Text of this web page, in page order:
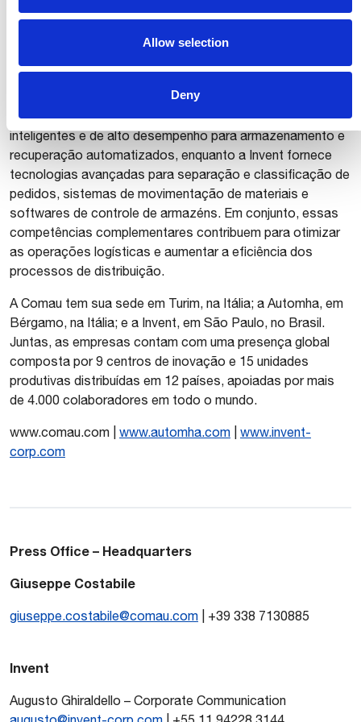
Allow selection
Deny
Juntamente com as empresas integralmente controladas
de automação e intralogística que abrangem manufatura,
armazenagem, distribuição e otimização do fluxo de
materiais. A Automha é especializada em sistemas
inteligentes e de alto desempenho para armazenamento e
recuperação automatizados, enquanto a Invent fornece
tecnologias avançadas para separação e classificação de
pedidos, sistemas de movimentação de materiais e
softwares de controle de armazéns. Em conjunto, essas
competências complementares contribuem para otimizar
as operações logísticas e aumentar a eficiência dos
processos de distribuição.
A Comau tem sua sede em Turim, na Itália; a Automha, em
Bérgamo, na Itália; e a Invent, em São Paulo, no Brasil.
Juntas, as empresas contam com uma presença global
composta por 9 centros de inovação e 15 unidades
produtivas distribuídas em 12 países, apoiadas por mais
de 4.000 colaboradores em todo o mundo.
www.comau.com | www.automha.com
www.invent-
corp.com
Press Office – Headquarters
Giuseppe Costabile
giuseppe.costabile@comau.com | +39 338 7130885
Invent
Augusto Ghiraldello – Corporate Communication